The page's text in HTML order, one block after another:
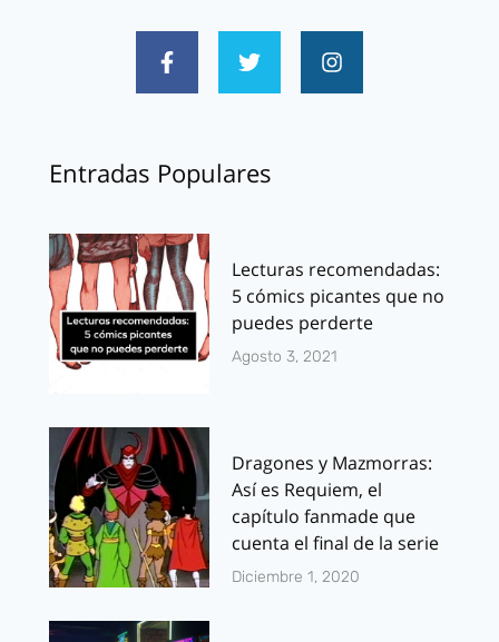
Entradas Populares
Lecturas recomendadas:
5 cómics picantes que no
puedes perderte
Agosto 3, 2021
Dragones y Mazmorras:
Así es Requiem, el
capítulo fanmade que
cuenta el final de la serie
Diciembre 1, 2020